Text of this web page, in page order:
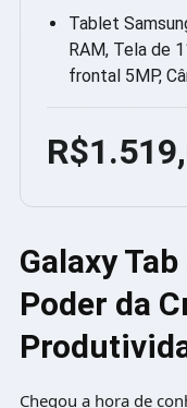
Tablet
RAM, Tela de
frontal 5MP,
Galaxy
Poder da
Chegou a hora de